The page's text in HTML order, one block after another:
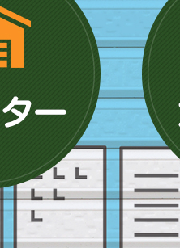
性とその手順を解説